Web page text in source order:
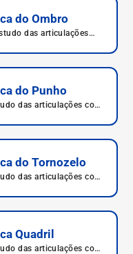
do Ombro
das articulações
com contraste das
das articulações com
do Punho
das articulações com
das articulações
com contraste do
do Tornozelo
das articulações com
com contraste das
das articulações
Quadril
das articulações com